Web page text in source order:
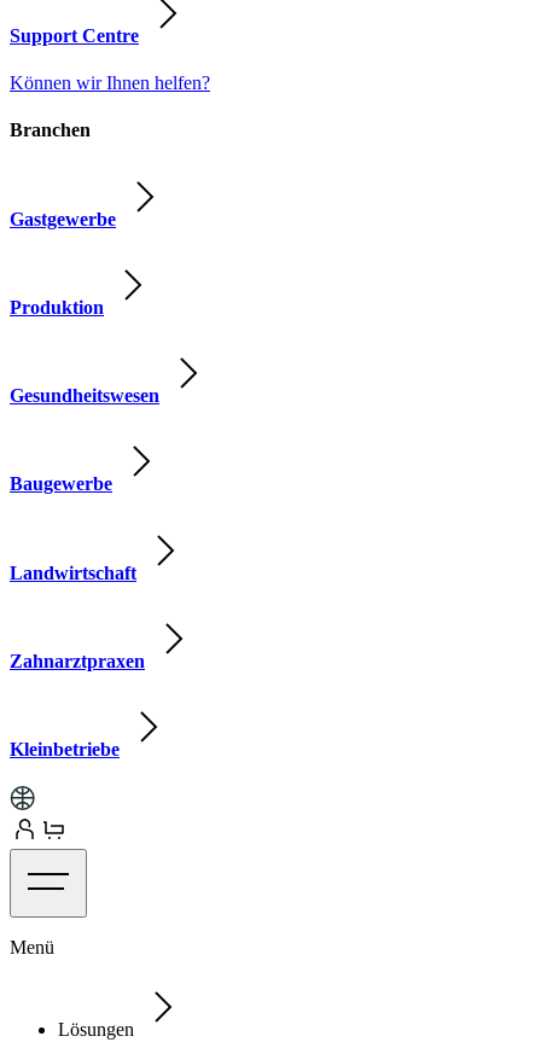
Support Centre
Können wir Ihnen helfen?
Branchen
Gastgewerbe
Produktion
Gesundheitswesen
Baugewerbe
Landwirtschaft
Zahnarztpraxen
Kleinbetriebe
Menü
Lösungen